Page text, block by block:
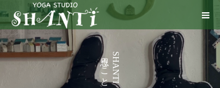
S
H
A
N
T
I
う
こ
と
い
ろ
い